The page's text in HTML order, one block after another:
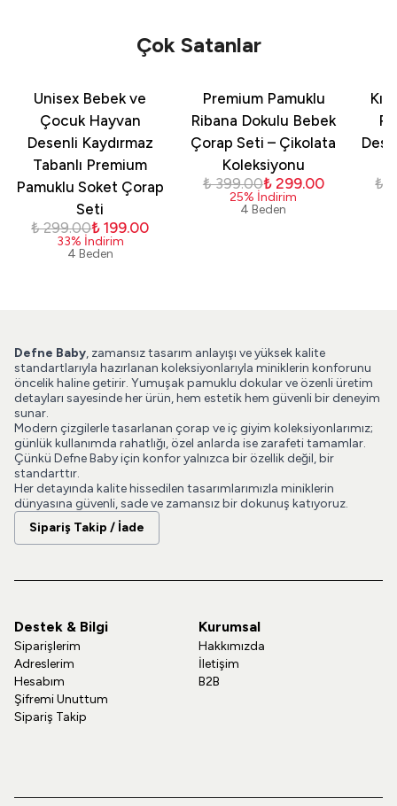
Çok Satanlar
Unisex Bebek ve
Çocuk Hayvan
Desenli Kaydırmaz
Tabanlı Premium
Pamuklu Soket Çorap
Seti
₺ 299.00₺ 199.00
33% İndirim
4 Beden
Premium Pamuklu
Ribana Dokulu Bebek
Çorap Seti – Çikolata
Koleksiyonu
₺ 399.00₺ 299.00
25% İndirim
4 Beden
₺
Defne Baby, zamansız tasarım anlayışı ve yüksek kalite
standartlarıyla hazırlanan koleksiyonlarıyla miniklerin konforunu
öncelik haline getirir. Yumuşak pamuklu dokular ve özenli üretim
detayları sayesinde her ürün, hem estetik hem güvenli bir deneyim
sunar.
Modern çizgilerle tasarlanan çorap ve iç giyim koleksiyonlarımız;
günlük kullanımda rahatlığı, özel anlarda ise zarafeti tamamlar.
Çünkü Defne Baby için konfor yalnızca bir özellik değil, bir
standarttır.
Her detayında kalite hissedilen tasarımlarımızla miniklerin
dünyasına güvenli, sade ve zamansız bir dokunuş katıyoruz.
Sipariş Takip / İade
Destek & Bilgi
Siparişlerim
Adreslerim
Hesabım
Şifremi Unuttum
Sipariş Takip
Kurumsal
Hakkımızda
İletişim
B2B